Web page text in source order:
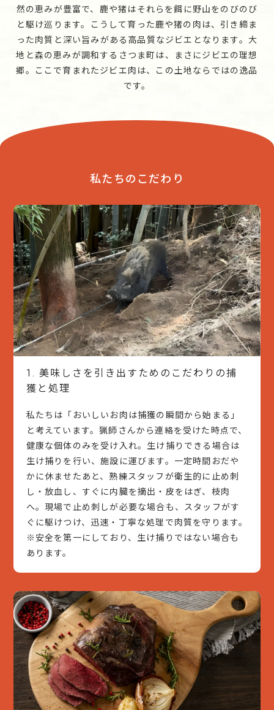
然の恵みが豊富で、 鹿や猪はそれらを餌に野山をのびのび
と駆け巡ります。
こうして育った鹿や猪の肉は、引き締ま
った肉質と深い旨みがある高品質なジビエとなります。 大
地と森の恵みが調和するさつま町は、まさにジビエの理想
郷。 ここで育まれたジビエ肉は、この土地ならではの逸品
です。
私たちのこだわり
1. 美味しさを引き出すためのこだわりの捕
獲と処理
私たちは「おいしいお肉は捕獲の瞬間から始まる」
と考えています。猟師さんから連絡を受けた時点で、
健康な個体のみを受け入れ。生け捕りできる場合は
生け捕りを行い、施設に運びます。一定時間おだや
かに休ませたあと、熟練スタッフが衛生的に止め刺
し・放血し、すぐに内臓を摘出・皮をはぎ、枝肉
へ。現場で止め刺しが必要な場合も、スタッフがす
ぐに駆けつけ、迅速・丁寧な処理で肉質を守ります。
※安全を第一にしており、生け捕りではない場合も
あります。